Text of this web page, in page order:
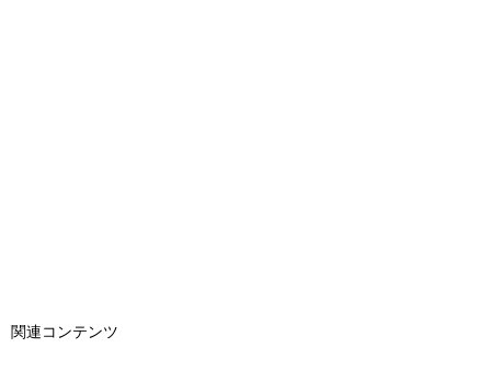
関連コンテンツ